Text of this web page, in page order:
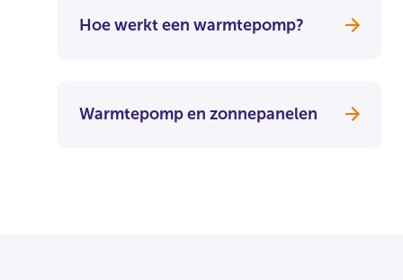
Hoe werkt een warmtepomp?
Warmtepomp en zonnepanelen